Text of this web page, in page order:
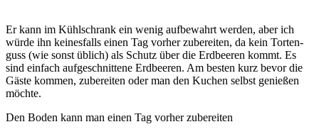
Er kann im Kühl­schrank ein wenig auf­be­wahrt wer­den, aber ich
wür­de ihn kei­nes­falls einen Tag vor­her zube­rei­ten, da kein Tor­ten­
guss (wie sonst üblich) als Schutz über die Erd­bee­ren kommt. Es
sind ein­fach auf­ge­schnit­te­ne Erd­bee­ren. Am bes­ten kurz bevor die
Gäs­te kom­men, zube­rei­ten oder man den Kuchen selbst genie­ßen
möchte.
Den Boden kann man einen Tag vor­her zubereiten